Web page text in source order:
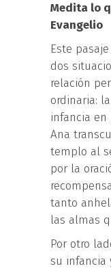
Medita lo
Evangelio
Este
dos
relación
ordinaria:
infancia en
Ana
templo al
por la
tanto
las almas
Por otro
su infancia